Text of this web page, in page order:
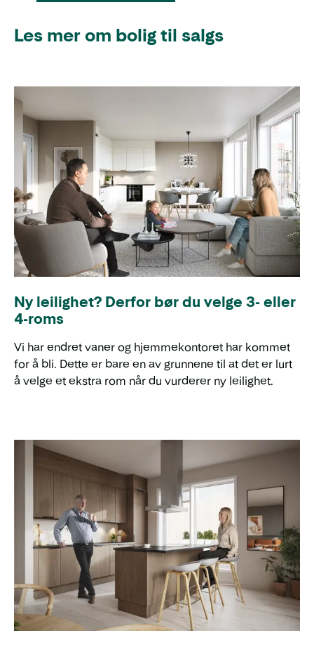
Les mer om bolig til salgs
Ny leilighet? Derfor bør du velge 3- eller
4-roms
Vi har endret vaner og hjemmekontoret har kommet
for å bli. Dette er bare en av grunnene til at det er lurt
å velge et ekstra rom når du vurderer ny leilighet.